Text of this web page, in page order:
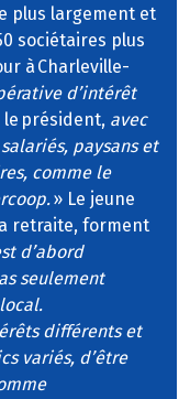
plus largement et
sociétaires plus
à Charleville-
d’intérêt
président, avec
paysans et
comme le
» Le jeune
retraite, forment
d’abord
seulement
différents et
variés, d’être